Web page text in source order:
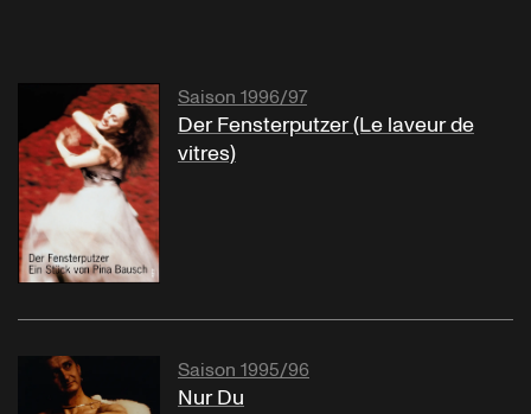
Saison 1996/97
Der Fensterputzer (Le laveur de
vitres)
Saison 1995/96
Nur Du